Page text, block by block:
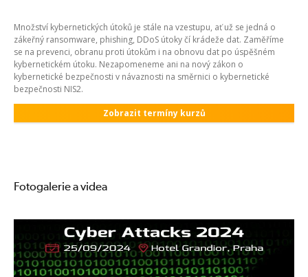
Množství kybernetických útoků je stále na vzestupu, ať už se jedná o
zákeřný ransomware, phishing, DDoS útoky čí krádeže dat. Zaměříme
se na prevenci, obranu proti útokům i na obnovu dat po úspěšném
kybernetickém útoku. Nezapomeneme ani na nový zákon o
kybernetické bezpečnosti v návaznosti na směrnici o kybernetické
bezpečnosti NIS2.
Zobrazit termíny kurzů
Fotogalerie a videa